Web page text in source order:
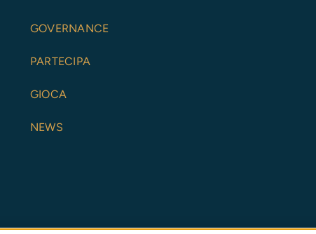
GOVERNANCE
PARTECIPA
GIOCA
NEWS